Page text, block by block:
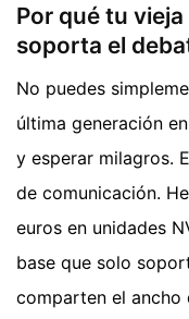
Por qué tu
soporta el
No puedes
última generación
y esperar milagros.
de comunicación.
euros en unidades
base que solo
comparten el ancho